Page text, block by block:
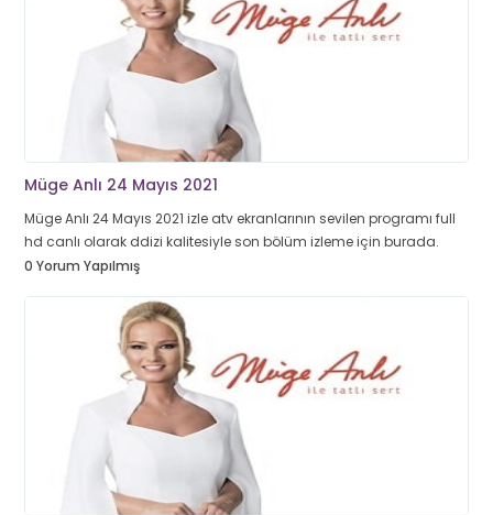
Müge Anlı 24 Mayıs 2021
Müge Anlı 24 Mayıs 2021 izle atv ekranlarının sevilen programı full
hd canlı olarak ddizi kalitesiyle son bölüm izleme için burada.
0 Yorum Yapılmış